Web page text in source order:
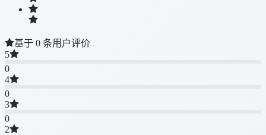
基于 0 条用户评价
5
0
4
0
3
0
2